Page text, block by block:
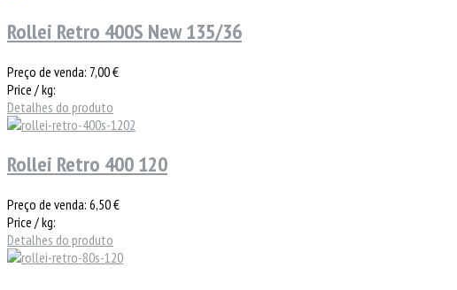
Rollei Retro 400S New 135/36
Preço de venda: 7,00 €
Price / kg:
Detalhes do produto
Rollei Retro 400 120
Preço de venda: 6,50 €
Price / kg:
Detalhes do produto